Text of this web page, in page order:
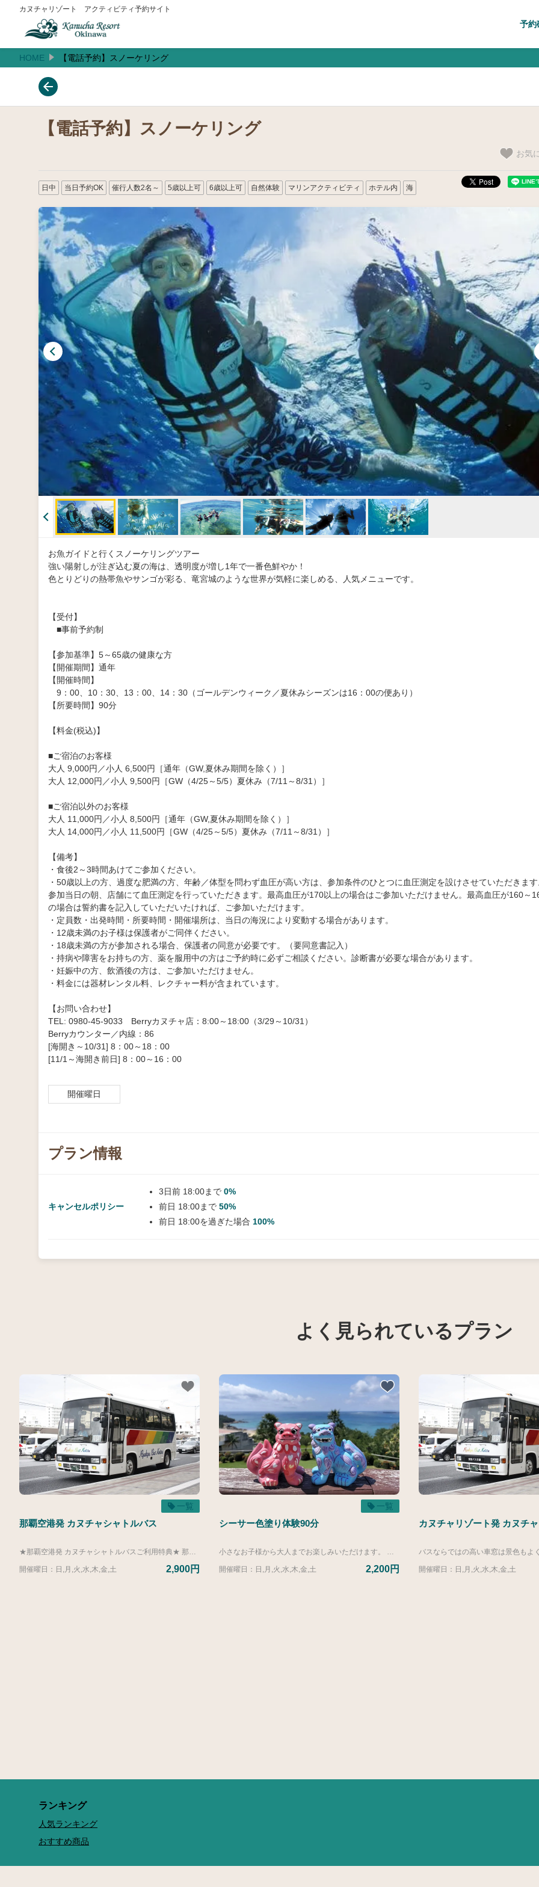
カヌチャリゾート アクティビティ予約サイト
予約
HOME 【電話予約】スノーケリング
【電話予約】スノーケリング
お気
日中 当日予約OK 催行人数2名～ 5歳以上可 6歳以上可 自然体験 マリンアクティビティ ホテル内 海
お魚ガイドと行くスノーケリングツアー
強い陽射しが注ぎ込む夏の海は、透明度が増し1年で一番色鮮やか！
色とりどりの熱帯魚やサンゴが彩る、竜宮城のような世界が気軽に楽しめる、人気メニューです。
【受付】
■事前予約制
【参加基準】5～65歳の健康な方
【開催期間】通年
【開催時間】
9：00、10：30、13：00、14：30（ゴールデンウィーク／夏休みシーズンは16：00の便あり）
【所要時間】90分
【料金(税込)】
■ご宿泊のお客様
大人 9,000円／小人 6,500円［通年（GW,夏休み期間を除く）］
大人 12,000円／小人 9,500円［GW（4/25～5/5）夏休み（7/11～8/31）］
■ご宿泊以外のお客様
大人 11,000円／小人 8,500円［通年（GW,夏休み期間を除く）］
大人 14,000円／小人 11,500円［GW（4/25～5/5）夏休み（7/11～8/31）］
【備考】
・食後2～3時間あけてご参加ください。
・50歳以上の方、過度な肥満の方、年齢／体型を問わず血圧が高い方は、参加条件のひとつに血圧測定を設けさせていただきま
参加当日の朝、店舗にて血圧測定を行っていただきます。最高血圧が170以上の場合はご参加いただけません。最高血圧が160～
の場合は誓約書を記入していただいたければ、ご参加いただけます。
・定員数・出発時間・所要時間・開催場所は、当日の海況により変動する場合があります。
・12歳未満のお子様は保護者がご同伴ください。
・18歳未満の方が参加される場合、保護者の同意が必要です。（要同意書記入）
・持病や障害をお持ちの方、薬を服用中の方はご予約時に必ずご相談ください。診断書が必要な場合があります。
・妊娠中の方、飲酒後の方は、ご参加いただけません。
・料金には器材レンタル料、レクチャー料が含まれています。
【お問い合わせ】
TEL: 0980-45-9033 Berryカヌチャ店：8:00～18:00（3/29～10/31）
Berryカウンター／内線：86
[海開き～10/31] 8：00～18：00
[11/1～海開き前日] 8：00～16：00
開催曜日
プラン情報
キャンセルポリシー
3日前 18:00まで 0%
前日 18:00まで 50%
前日 18:00を過ぎた場合 100%
よく見られているプラン
一覧
那覇空港発 カヌチャシャトルバス
★那覇空港発 カヌチャシャトルバスご利用特典★ 那覇空港発 カヌチャシャトルバスをご利用のお客様に、那覇空港内の一部の飲食店でご利用いただける「ワンドリンクサービス券」をプレゼントいたします。 ● ご利用可能期間 2026/5/1(金)～2027/3/31(水) ● ご利用いただける店舗 ・空港食堂（1階） ・琉球村（4階） ・とんかつ新宿さぼてん（4階） ご利用について ・ご乗車前にご集合いただく那覇空港内「那覇バス空港案内所」にて、サービス券をお受け取りください。 ・店内でのお食事に限りご利用いただけます。テイクアウトやドリンクだけのご注文の場合はご利用いただけません。 ・1枚につき、お1人様1回までご利用いただけます。 －－－－－－－－－－－－－－－－－－－－－－－－－－－－－－－－－－－－－－－－－ 空港に着いて、バスに乗車。バスが停まったら、そこはカヌチャリゾート。 バスならではの高い車窓は景色もよく、ラクラク快適です。 那覇空港 発→ わんさか大浦パーク 経由→ カヌチャリゾート着 公式サイトからのご予約受付は、当日12:00までとなっております。 12:00以降のお申し込みにつきましては、お手数ですがレジャーカウンターまでお電話にてお問い合わせください。 レジャーカウンター：営業時間 8：30～19：00 TEL：0980-55-8649 ▼ヴィラ（カヌチャリゾートにお部屋を所有）またはゴルフメンバーシップのお客様は下記リンク先よりご予約ください。 https://activity.kanucha.jp/top/products/bd63f980-db6d-5141-a8f3-3917cb4a62c6?lng=ja 【2026年度運行ダイヤ】 ■運行期間 4/1-3/31 那覇空港発 １３：３０（わんさか１４：５０→カヌチャ１５：００着）
開催曜日：日,月,火,水,木,金,土 2,900円
一覧
シーサー色塗り体験90分
小さなお子様から大人までお楽しみいただけます。 メッセージを記したり、思い思いの色を塗ったり、大切な思い出になること間違いなし。 ※記載の料金は基本料金となります。 当日、塗っていただく商品をお選びいただき、選んだ商品によって価格が変動いたします。 ▼商品価格参考 ■ご宿泊のお客様 ・立体シーサー：4,400円 （写真1枚目） ・面シーサー：2,200円 （写真2枚目） ・シーサープレート：2,750円（写真3.4枚目） ＜期間限定＞ ・ティラノサウルス：2,750円（写真5枚目左） ・招き猫：2,750円（写真5枚目真ん中） ・イルカ：2,750円（写真5枚目右） ■ご宿泊以外のお客様 ・立体シーサー：4,950円 ・面シーサー：2,750円 ・シーサープレート：3,300円 ＜期間限定＞ ・ティラノサウルス：3,300円（写真5枚目左） ・招き猫：3,300円（写真5枚目真ん中） ・イルカ：3,300円（写真5枚目右） ※立体シーサーはペア（2体）での販売となります。 ※記載の所要時間は前後の準備や片づけ時間が30分含まれております。体験時間は90分となりますのでご了承ください。
開催曜日：日,月,火,水,木,金,土 2,200円
カヌチャリゾート発 カヌチ
開催曜日：日,月,火,水,木,金,土
ランキング
人気ランキング
おすすめ商品